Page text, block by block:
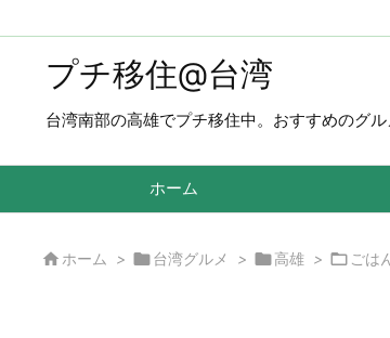
プチ移住@台湾
台湾南部の高雄でプチ移住中。おすすめのグ
ホーム
 ホーム > 台湾グルメ > 高雄 >  ごは